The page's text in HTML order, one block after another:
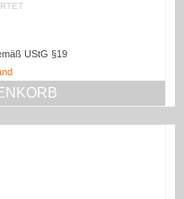
UStG §19